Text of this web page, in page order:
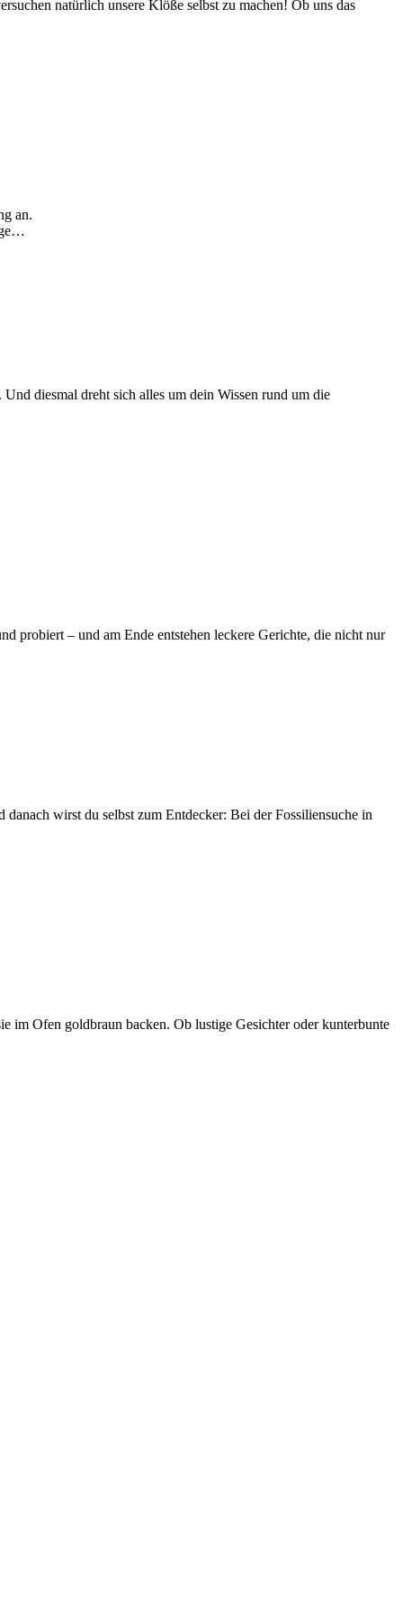
natürlich unsere Klöße selbst zu machen! Ob uns das
an.
diesmal dreht sich alles um dein Wissen rund um die
probiert – und am Ende entstehen leckere Gerichte, die nicht nur
wirst du selbst zum Entdecker: Bei der Fossiliensuche in
im Ofen goldbraun backen. Ob lustige Gesichter oder kunterbunte